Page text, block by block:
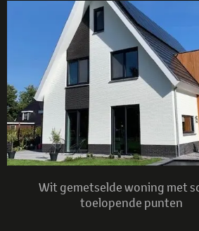
Wit gemetselde woning met
toelopende punten